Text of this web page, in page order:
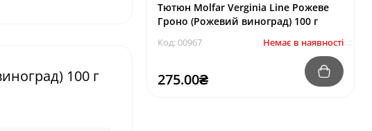
100 г
Тютюн Molfar Verginia Line Рожеве
Гроно (Рожевий виноград) 100 г
Код: 00967 Немає в наявності
275.00₴